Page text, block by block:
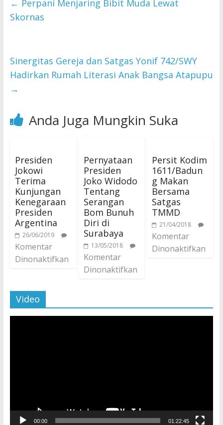
← Perpani Menjaring Bibit Muda Lewat
Skornas
Sinergitas Gereja dan Satgas Yonif 742/SWY
Hadirkan Rumah Literasi Anak Bangsa Atapupu
→
Anda Juga Mungkin Suka
Presiden
Jokowi
Terima
Kunjungan
Kenegaraan
Presiden
Argentina
26/06/2019
Komentar
Dinonaktifkan
Pernyataan
Presiden
Joko Widodo
Tentang
Serangan
Bom Bunuh
Diri di
Surabaya
13/05/2018
Komentar
Dinonaktifkan
Persit Kodim
1611/Badun
g Makan
Bersama
Satgas
TMMD
21/04/2018
Komentar
Dinonaktifkan
Video
00:00 01:22:45